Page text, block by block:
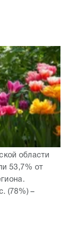
области
53,7% от
(78%) –